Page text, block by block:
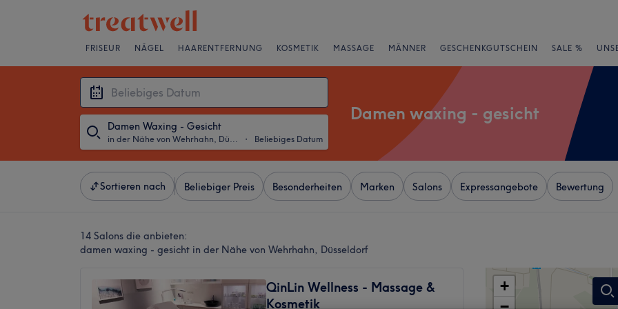
FRISEUR NÄGEL HAARENTFERNUNG KOSMETIK MASSAGE MÄNNER GESCHENKGUTSCHEIN SALE %
Damen Waxing - Gesicht
in der Nähe von Wehrhahn, Düsseldorf ・ Beliebiges Datum
Damen waxing - gesicht
Sortieren nach Beliebiger Preis Besonderheiten Marken Salons Expressangebote Bewertung
14 Salons die anbieten:
damen waxing - gesicht in der Nähe von Wehrhahn, Düsseldorf
QinLin Wellness - Massage &
Kosmetik
+